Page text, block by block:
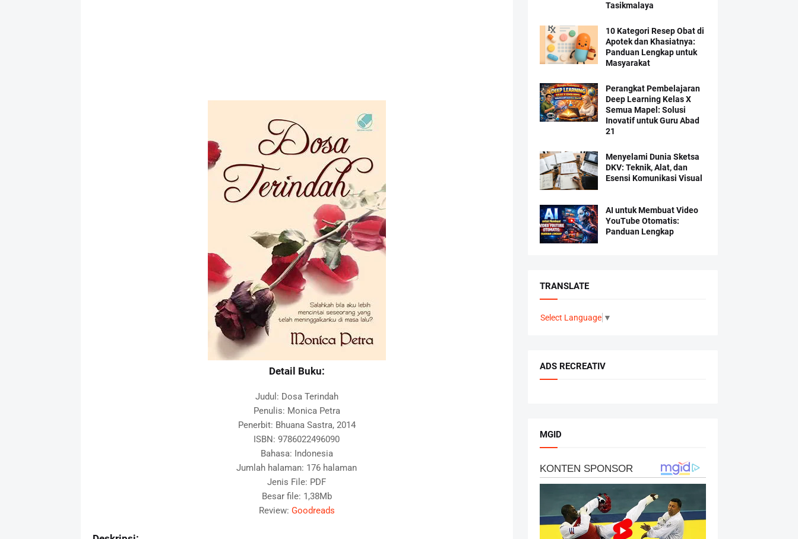
Detail Buku:
Judul: Dosa Terindah
Penulis: Monica Petra
Penerbit: Bhuana Sastra, 2014
ISBN: 9786022496090
Bahasa: Indonesia
Jumlah halaman: 176 halaman
Jenis File: PDF
Besar file: 1,38Mb
Review: Goodreads
Tasikmalaya
10 Kategori Resep Obat di
Apotek dan Khasiatnya:
Panduan Lengkap untuk
Masyarakat
Perangkat Pembelajaran
Deep Learning Kelas X
Semua Mapel: Solusi
Inovatif untuk Guru Abad
21
Menyelami Dunia Sketsa
DKV: Teknik, Alat, dan
Esensi Komunikasi Visual
AI untuk Membuat Video
YouTube Otomatis:
Panduan Lengkap
TRANSLATE
Select Language ▼
ADS RECREATIV
MGID